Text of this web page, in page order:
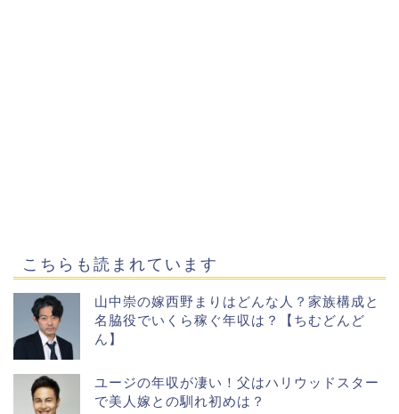
こちらも読まれています
山中崇の嫁西野まりはどんな人？家族構成と
名脇役でいくら稼ぐ年収は？【ちむどんど
ん】
ユージの年収が凄い！父はハリウッドスター
で美人嫁との馴れ初めは？